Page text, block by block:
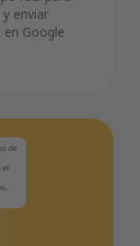
enviar
Google